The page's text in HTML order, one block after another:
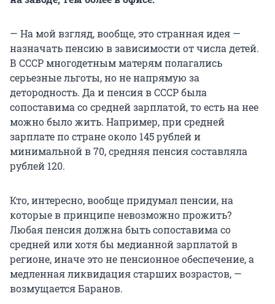
— На мой взгляд, вообще, это странная идея —
назначать пенсию в зависимости от числа детей.
В СССР многодетным матерям полагались
серьезные льготы, но не напрямую за
детородность. Да и пенсия в СССР была
сопоставима со средней зарплатой, то есть на нее
можно было жить. Например, при средней
зарплате по стране около 145 рублей и
минимальной в 70, средняя пенсия составляла
рублей 120.
Кто, интересно, вообще придумал пенсии, на
которые в принципе невозможно прожить?
Любая пенсия должна быть сопоставима со
средней или хотя бы медианной зарплатой в
регионе, иначе это не пенсионное обеспечение, а
медленная ликвидация старших возрастов, —
возмущается Баранов.